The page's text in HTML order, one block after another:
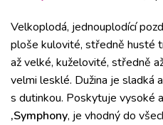
Velkoplodá, jednouplodící
ploše kulovité, středně husté
až velké, kuželovité, středně
velmi lesklé. Dužina je sladká
s dutinkou. Poskytuje vysoké
‚Symphony‚ je vhodný do